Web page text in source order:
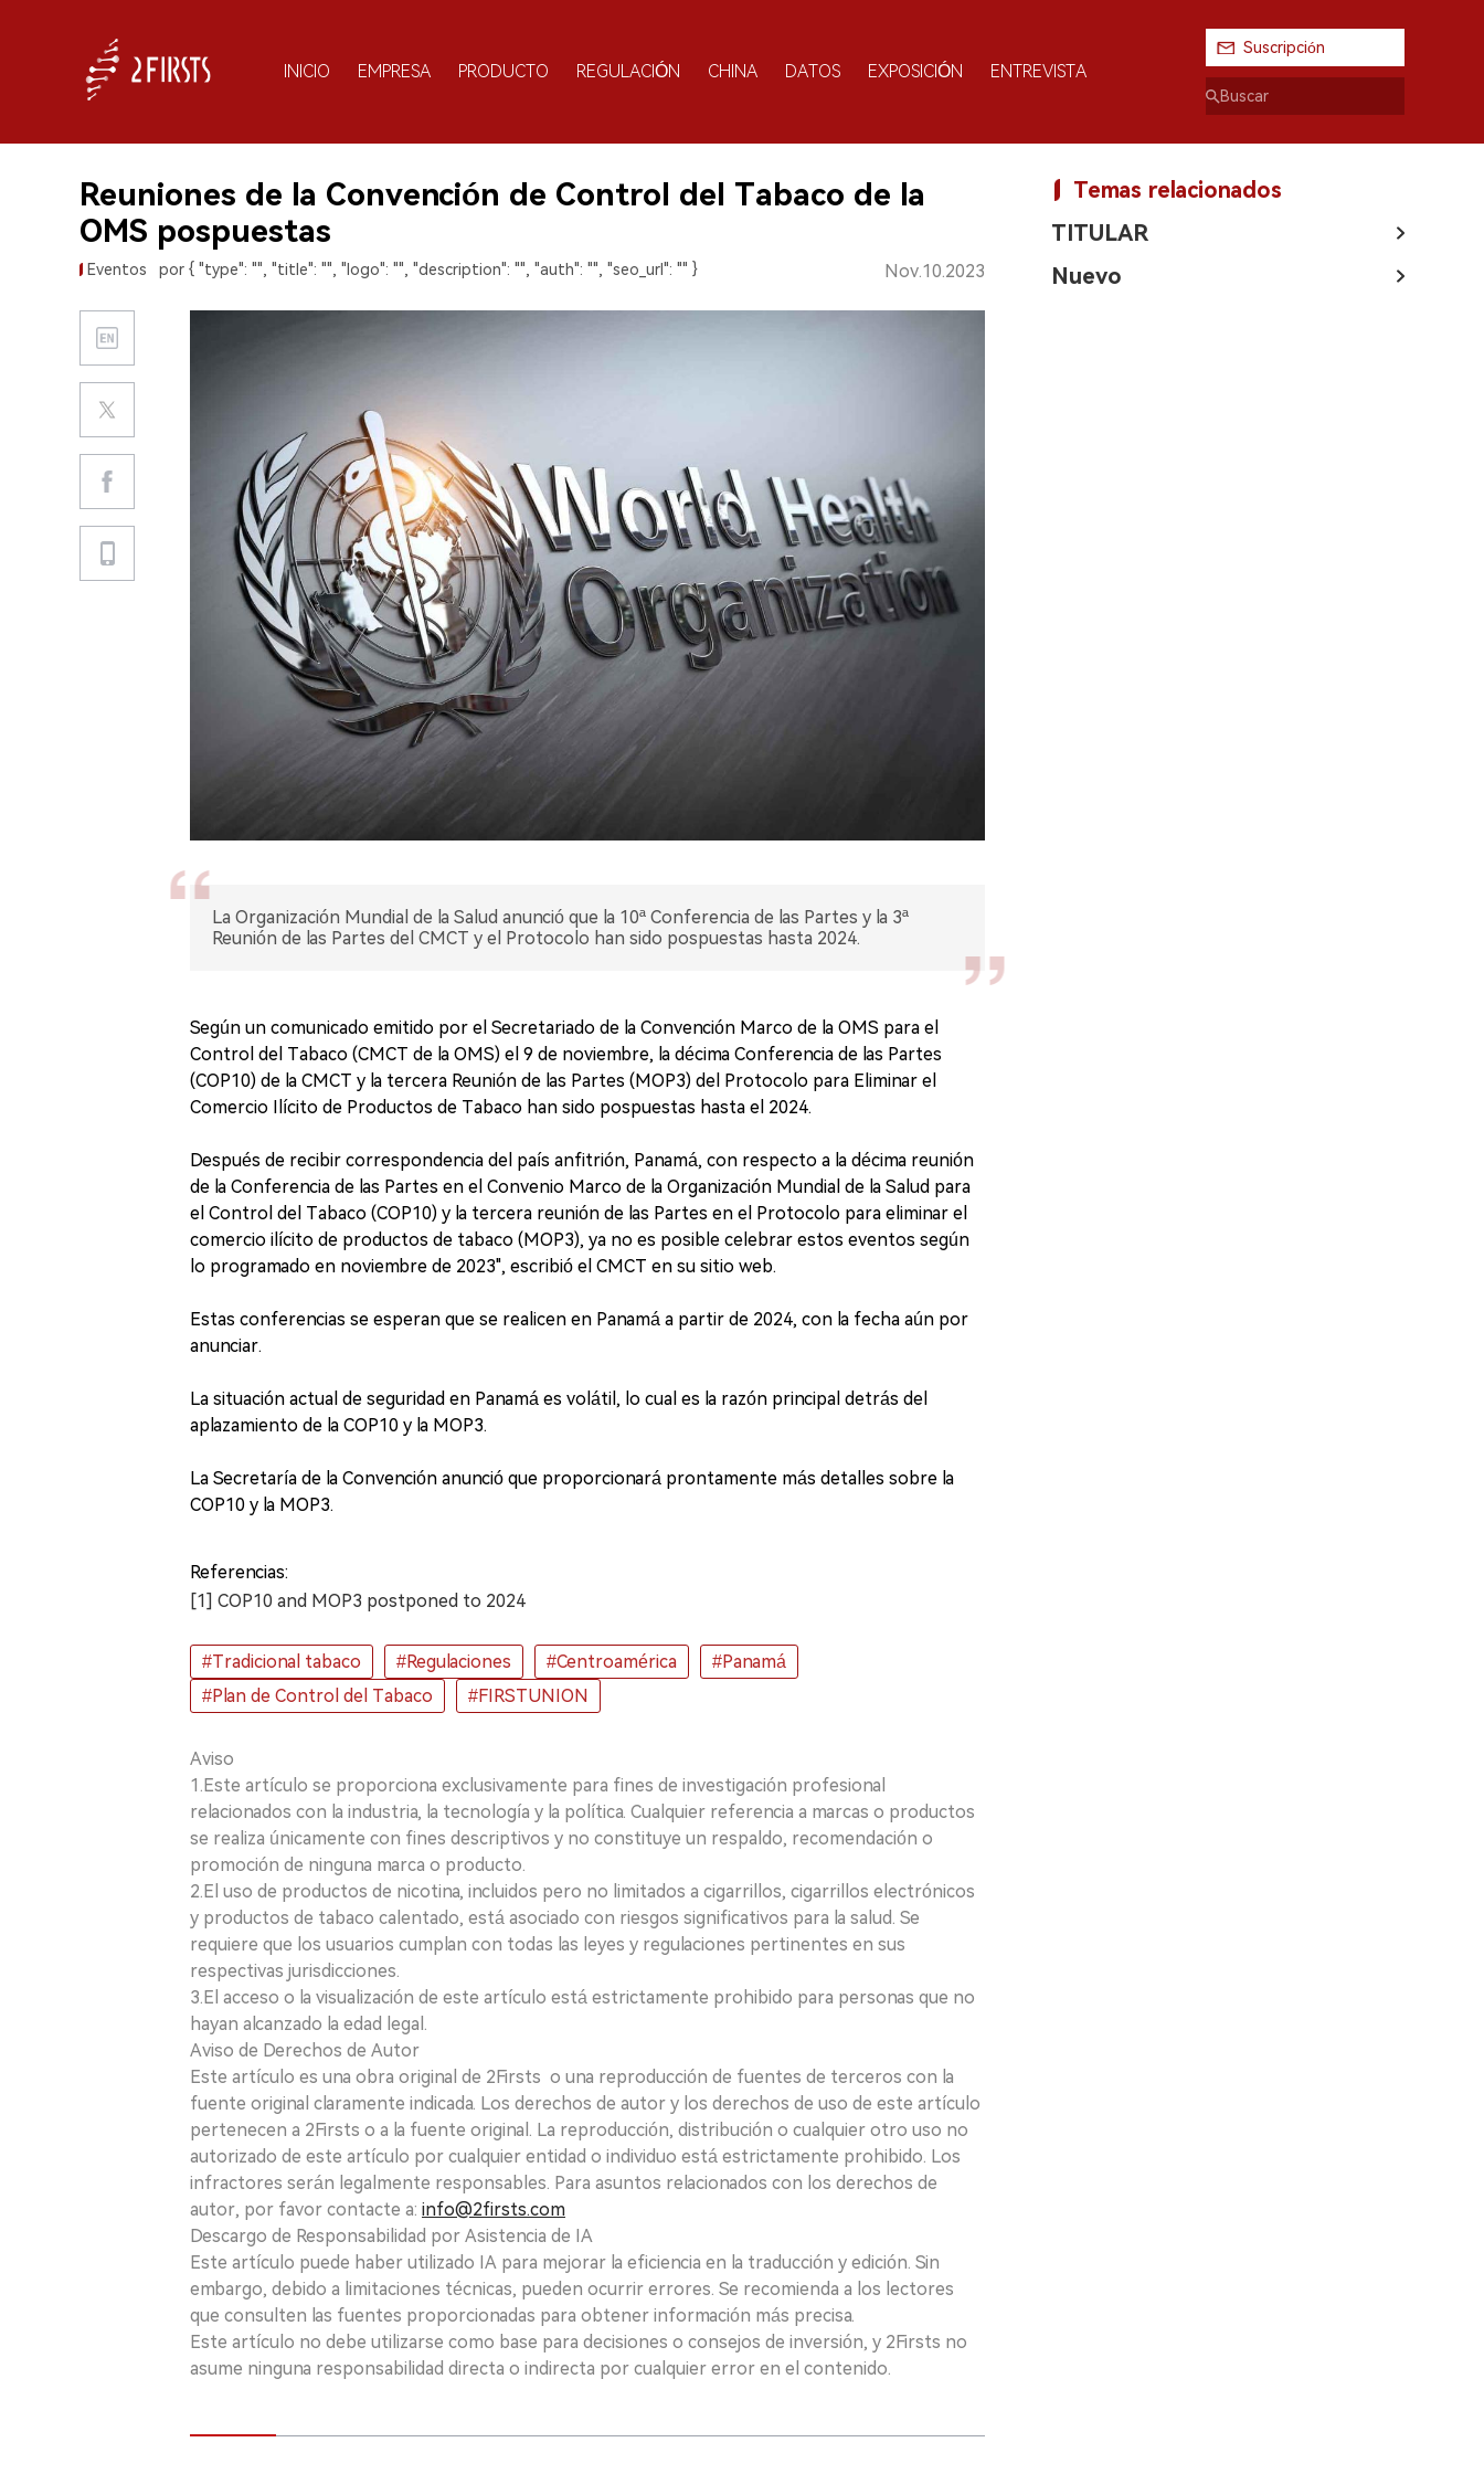
INICIO EMPRESA PRODUCTO REGULACIÓN CHINA DATOS EXPOSICIÓN ENTREVISTA
Suscripción
Reuniones de la Convención de Control del Tabaco de la
OMS pospuestas
Eventos por { "type": "", "title": "", "logo": "", "description": "", "auth": "", "seo_url": "" } Nov.10.2023
La Organización Mundial de la Salud anunció que la 10ª Conferencia de las Partes y la 3ª
Reunión de las Partes del CMCT y el Protocolo han sido pospuestas hasta 2024.
Según un comunicado emitido por el Secretariado de la Convención Marco de la OMS para el
Control del Tabaco (CMCT de la OMS) el 9 de noviembre, la décima Conferencia de las Partes
(COP10) de la CMCT y la tercera Reunión de las Partes (MOP3) del Protocolo para Eliminar el
Comercio Ilícito de Productos de Tabaco han sido pospuestas hasta el 2024.
Después de recibir correspondencia del país anfitrión, Panamá, con respecto a la décima reunión
de la Conferencia de las Partes en el Convenio Marco de la Organización Mundial de la Salud para
el Control del Tabaco (COP10) y la tercera reunión de las Partes en el Protocolo para eliminar el
comercio ilícito de productos de tabaco (MOP3), ya no es posible celebrar estos eventos según
lo programado en noviembre de 2023", escribió el CMCT en su sitio web.
Estas conferencias se esperan que se realicen en Panamá a partir de 2024, con la fecha aún por
anunciar.
La situación actual de seguridad en Panamá es volátil, lo cual es la razón principal detrás del
aplazamiento de la COP10 y la MOP3.
La Secretaría de la Convención anunció que proporcionará prontamente más detalles sobre la
COP10 y la MOP3.
Referencias:
[1] COP10 and MOP3 postponed to 2024
#Tradicional tabaco #Regulaciones #Centroamérica
#Panamá
#Plan de Control del Tabaco
#FIRSTUNION
Aviso
1.Este artículo se proporciona exclusivamente para fines de investigación profesional
relacionados con la industria, la tecnología y la política. Cualquier referencia a marcas o productos
se realiza únicamente con fines descriptivos y no constituye un respaldo, recomendación o
promoción de ninguna marca o producto.
2.El uso de productos de nicotina, incluidos pero no limitados a cigarrillos, cigarrillos electrónicos
y productos de tabaco calentado, está asociado con riesgos significativos para la salud. Se
requiere que los usuarios cumplan con todas las leyes y regulaciones pertinentes en sus
respectivas jurisdicciones.
3.El acceso o la visualización de este artículo está estrictamente prohibido para personas que no
hayan alcanzado la edad legal.
Aviso de Derechos de Autor
Este artículo es una obra original de 2Firsts o una reproducción de fuentes de terceros con la
fuente original claramente indicada. Los derechos de autor y los derechos de uso de este artículo
pertenecen a 2Firsts o a la fuente original. La reproducción, distribución o cualquier otro uso no
autorizado de este artículo por cualquier entidad o individuo está estrictamente prohibido. Los
infractores serán legalmente responsables. Para asuntos relacionados con los derechos de
autor, por favor contacte a: info@2firsts.com
Descargo de Responsabilidad por Asistencia de IA
Este artículo puede haber utilizado IA para mejorar la eficiencia en la traducción y edición. Sin
embargo, debido a limitaciones técnicas, pueden ocurrir errores. Se recomienda a los lectores
que consulten las fuentes proporcionadas para obtener información más precisa.
Este artículo no debe utilizarse como base para decisiones o consejos de inversión, y 2Firsts no
asume ninguna responsabilidad directa o indirecta por cualquier error en el contenido.
Temas relacionados
TITULAR
Nuevo